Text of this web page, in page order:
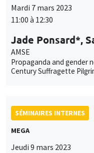
Mardi 7 mars 2023
11:00 à 12:30
Jade Ponsard*,
AMSE
Propaganda and gender
Century Suffragette
SÉMINAIRES INTERNES
MEGA
Jeudi 9 mars 2023